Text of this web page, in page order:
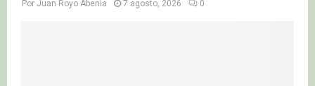
Por Juan Royo Abenia 7 agosto, 2026 0